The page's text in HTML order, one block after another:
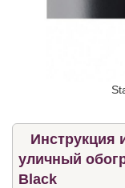
Инструкция
уличный
Black